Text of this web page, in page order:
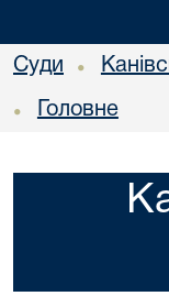
Суди •
• Головне